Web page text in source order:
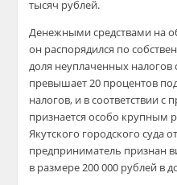
тысяч рублей.
Денежными средствами на
он распорядился по
доля неуплаченных налогов
превышает 20 процентов
налогов, и в соответствии
признается особо крупным
Якутского городского суда
предприниматель признан
в размере 200 000 рублей в